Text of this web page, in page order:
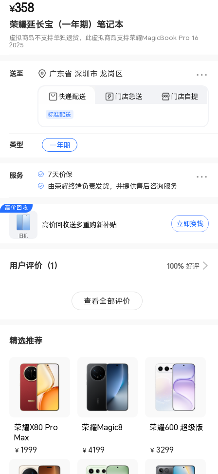
虚拟商品不支持单独退货，此虚拟商品支持荣耀MagicBook Pro 16
2025
¥358
荣耀延长宝（一年期）笔记本
虚拟商品不支持单独退货，此虚拟商品支持荣耀MagicBook Pro 16
2025
送至 广东省 深圳市 龙岗区
快递配送 门店急送 门店自提
标准配送
类型 一年期
服务
7天价保
由荣耀终端负责发货，并提供售后咨询服务
高价回收
旧机
高价回收送多重购新补贴 立即换钱
用户评价 （1） 100% 好评
查看全部评价
精选推荐
荣耀X80 Pro
Max
￥ 1999
荣耀Magic8
￥ 4199
荣耀600 超级版
￥ 3299